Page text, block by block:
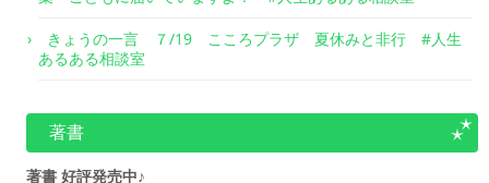
きょうの一言 ７/19 こころプラザ 夏休みと非行 #人生
あるある相談室
著書
著書 好評発売中♪